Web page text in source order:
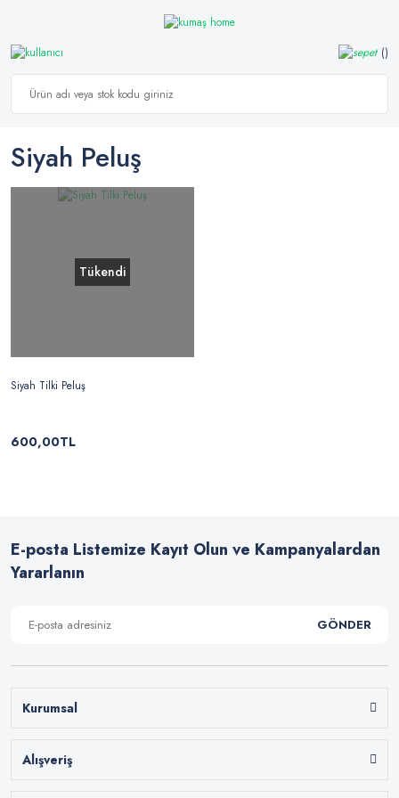
Siyah Peluş
Tükendi
Siyah Tilki Peluş
600,00TL
E-posta Listemize Kayıt Olun ve Kampanyalardan
Yararlanın
GÖNDER
Kurumsal
Alışveriş